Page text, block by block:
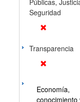
Públicas,
Seguridad
Transparencia
Economía,
conocimiento